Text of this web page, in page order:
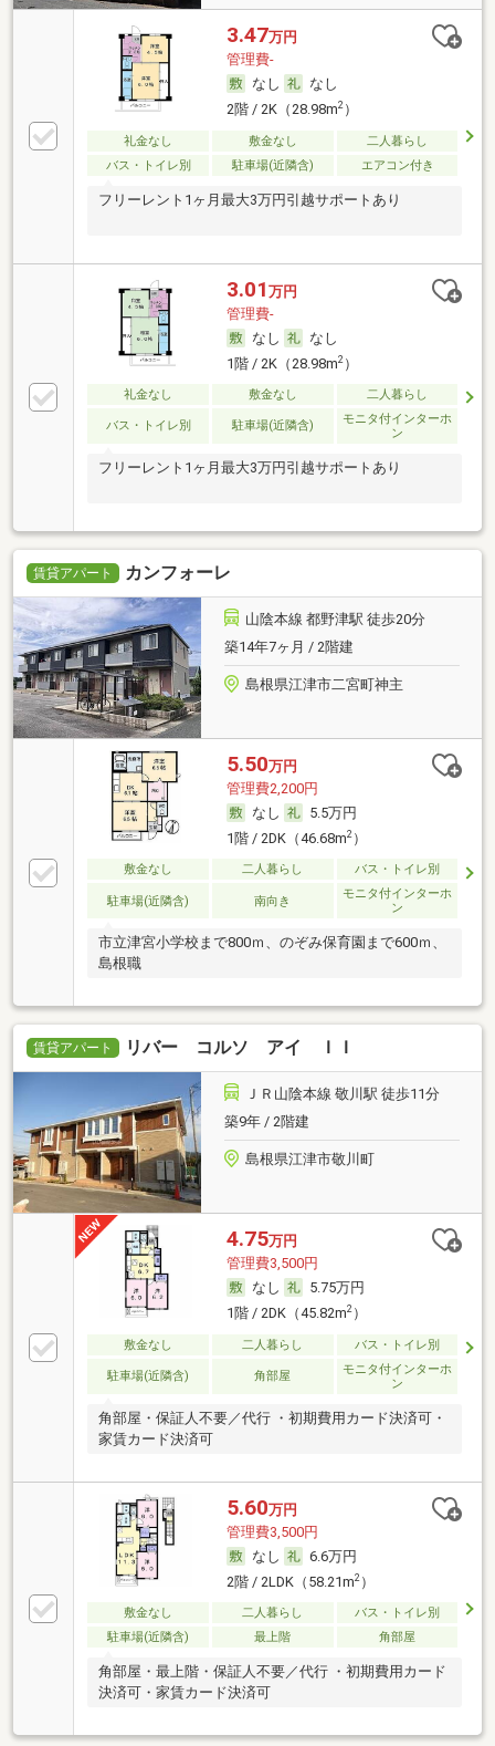
3.47万円
管理費-
なし
なし
2階 / 2K（28.98m2）
礼金なし 敷金なし
二人暮らし
バス・トイレ別
駐車場(近隣含) エアコン付き
フリーレント1ヶ月最大3万円引越サポートあり
3.01 万円
管理費-
なし
なし
1階 / 2K（28.98m2）
礼金なし 敷金なし 二人暮らし
バス・トイレ別 駐車場(近隣含)
モニタ付インターホ
ン
フリーレント1ヶ月最大3万円引越サポートあり
賃貸アパート カンフォーレ
山陰本線 都野津駅 徒歩20分
築14年7ヶ月 / 2階建
島根県江津市二宮町神主
5.50万円
管理費2,200円
なし
5.5万円
1階 / 2DK（46.68m2）
敷金なし 二人暮らし バス・トイレ別
駐車場(近隣含) 南向き
モニタ付インターホ
ン
市立津宮小学校まで800ｍ、のぞみ保育園まで600ｍ、
島根職
賃貸アパート リバー コルソ アイ ＩＩ
ＪＲ山陰本線 敬川駅 徒歩11分
築9年 / 2階建
島根県江津市敬川町
4.75万円
管理費3,500円
なし
5.75万円
1階 / 2DK（45.82m2）
敷金なし 二人暮らし バス・トイレ別
駐車場(近隣含) 角部屋
モニタ付インターホ
ン
角部屋・保証人不要／代行 ・初期費用カード決済可・
家賃カード決済可
5.60万円
管理費3,500円
なし
6.6万円
2階 / 2LDK（58.21m2）
敷金なし 二人暮らし
バス・トイレ別
駐車場(近隣含)
最上階 角部屋
角部屋・最上階・保証人不要／代行 ・初期費用カード
決済可・家賃カード決済可